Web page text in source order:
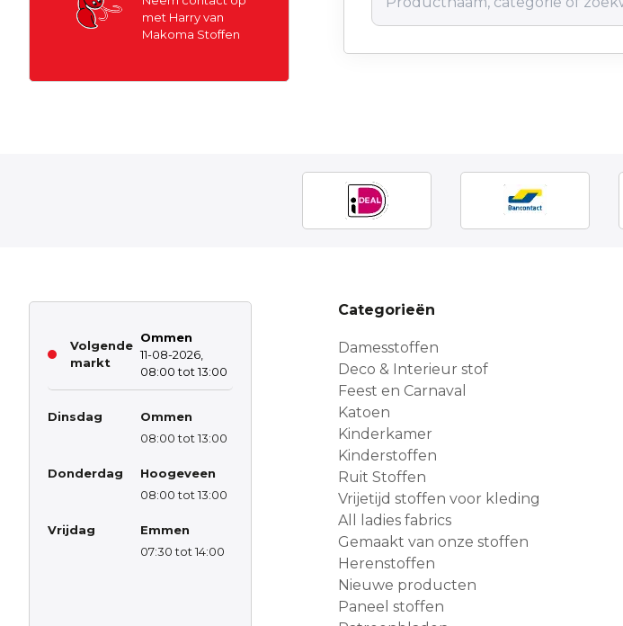
met Harry van
Makoma Stoffen
Volgende
markt
Ommen
11-08-2026,
08:00 tot 13:00
Dinsdag
Ommen
08:00 tot 13:00
Donderdag
Hoogeveen
08:00 tot 13:00
Vrijdag
Emmen
07:30 tot 14:00
Categorieën
Damesstoffen
Deco & Interieur stof
Feest en Carnaval
Katoen
Kinderkamer
Kinderstoffen
Ruit Stoffen
Vrijetijd stoffen voor kleding
All ladies fabrics
Gemaakt van onze stoffen
Herenstoffen
Nieuwe producten
Paneel stoffen